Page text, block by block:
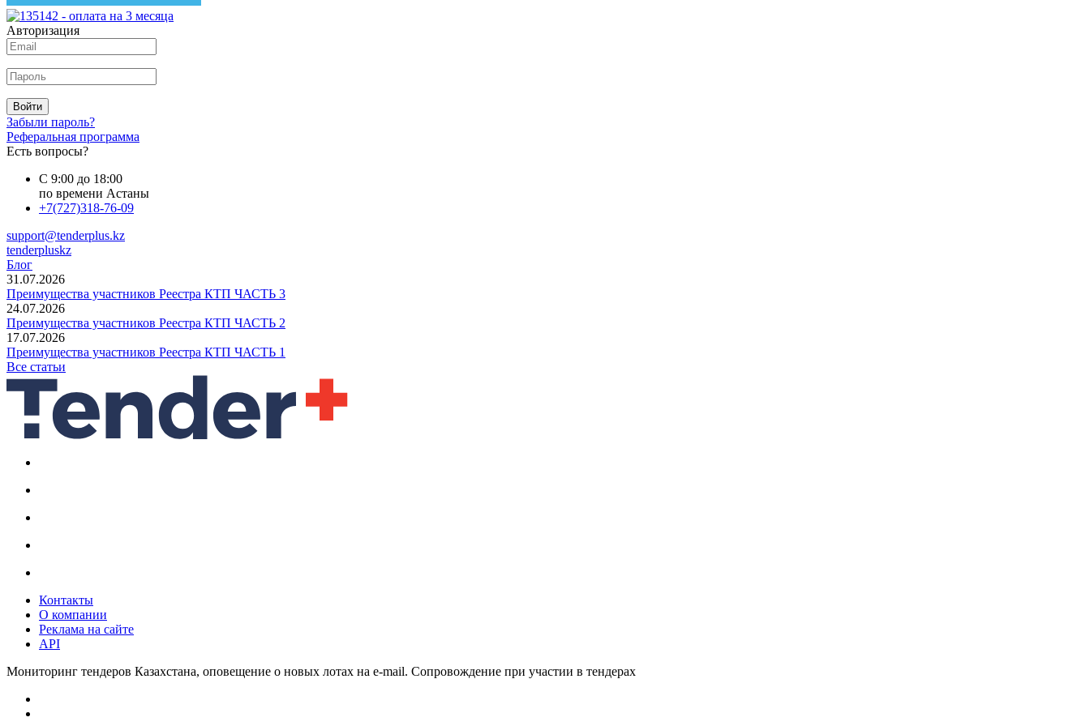
Авторизация
Войти
Забыли пароль?
Реферальная программа
Есть вопросы?
С 9:00 до 18:00
по времени Астаны
+7(727)318-76-09
support@tenderplus.kz
tenderpluskz
Блог
31.07.2026
Преимущества участников Реестра КТП ЧАСТЬ 3
24.07.2026
Преимущества участников Реестра КТП ЧАСТЬ 2
17.07.2026
Преимущества участников Реестра КТП ЧАСТЬ 1
Все статьи
Контакты
О компании
Реклама на сайте
API
Мониторинг тендеров Казахстана, оповещение о новых лотах на e-mail. Сопровождение при участии в тендерах